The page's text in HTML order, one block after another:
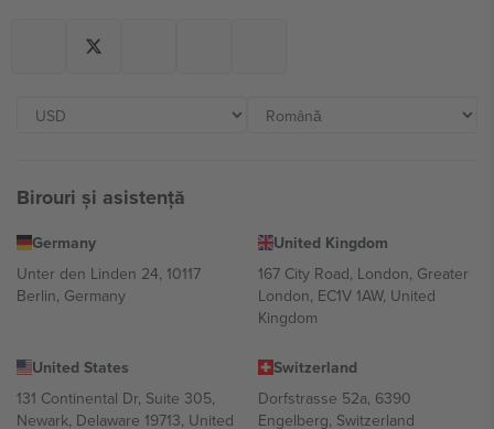
Birouri și asistență
Germany
Unter den Linden 24, 10117
Berlin, Germany
United Kingdom
167 City Road, London, Greater
London, EC1V 1AW, United
Kingdom
United States
131 Continental Dr, Suite 305,
Newark, Delaware 19713, United
Switzerland
Dorfstrasse 52a, 6390
Engelberg, Switzerland